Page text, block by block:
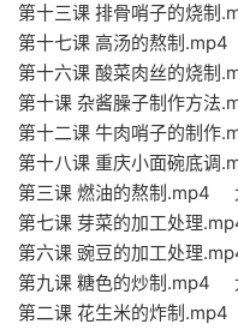
第十三课 排骨哨子的烧
第十七课 高汤的熬制
第十六课 酸菜肉丝的烧
第十课 杂酱臊子制作方
第十二课 牛肉哨子的制
第十八课 重庆小面碗底
第三课 燃油的熬制.mp4
第七课 芽菜的加工处理
第六课 豌豆的加工处理
第九课 糖色的炒制.mp4
第二课 花生米的炸制